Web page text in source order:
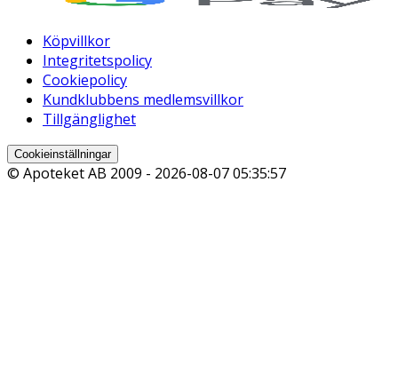
Köpvillkor
Integritetspolicy
Cookiepolicy
Kundklubbens medlemsvillkor
Tillgänglighet
Cookieinställningar
© Apoteket AB 2009 - 2026-08-07 05:35:57